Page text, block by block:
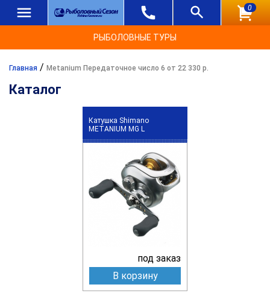
0
РЫБОЛОВНЫЕ ТУРЫ
Главная / Metanium Передаточное число 6 от 22 330 р.
Каталог
Катушка Shimano
METANIUM MG L
под заказ
В корзину